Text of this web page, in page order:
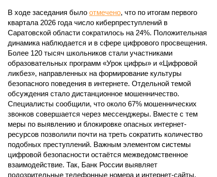
В ходе заседания было отмечено, что по итогам первого
квартала 2026 года число киберпреступлений в
Саратовской области сократилось на 24%. Положительная
динамика наблюдается и в сфере цифрового просвещения.
Более 120 тысяч школьников стали участниками
образовательных программ «Урок цифры» и «Цифровой
ликбез», направленных на формирование культуры
безопасного поведения в интернете. Отдельной темой
обсуждения стало дистанционное мошенничество.
Специалисты сообщили, что около 67% мошеннических
звонков совершается через мессенджеры. Вместе с тем
меры по выявлению и блокировке опасных интернет-
ресурсов позволили почти на треть сократить количество
подобных преступлений. Важным элементом системы
цифровой безопасности остаётся межведомственное
взаимодействие. Так, Банк России выявляет
подозрительные телефонные номера и интернет-сайты,